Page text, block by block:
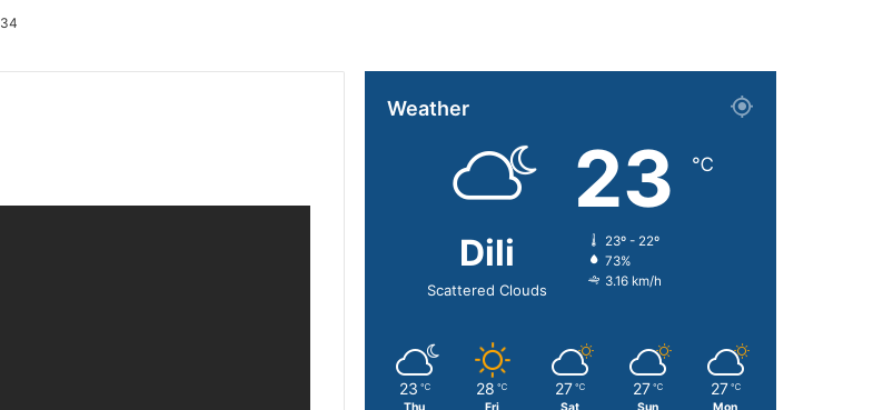
34
Weather
Dili
Scattered Clouds
23 ℃
23º - 22º
73%
3.16 km/h
23 ℃ 28 ℃ 27 ℃ 27 ℃ 27 ℃